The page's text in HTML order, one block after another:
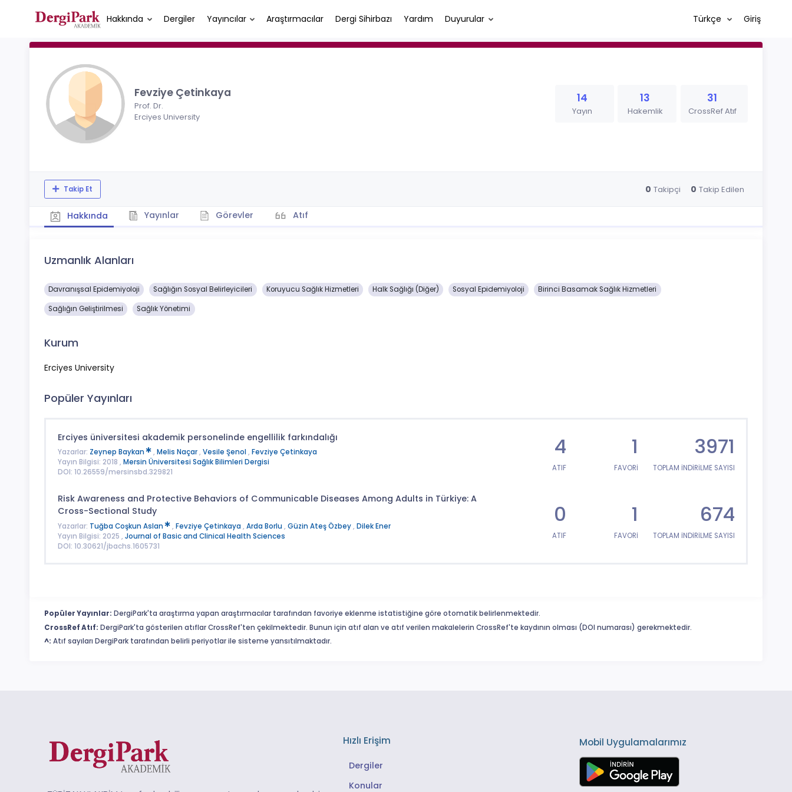
Hakkında Dergiler Yayıncılar Araştırmacılar Dergi Sihirbazı Yardım Duyurular Türkçe Giriş
Fevziye Çetinkaya
Prof. Dr.
Erciyes University
14
Yayın
13
Hakemlik
31
CrossRef Atıf
Takip Et 0 Takipçi 0 Takip Edilen
Hakkında Yayınlar Görevler Atıf
Uzmanlık Alanları
Davranışsal Epidemiyoloji Sağlığın Sosyal Belirleyicileri Koruyucu Sağlık Hizmetleri Halk Sağlığı (Diğer) Sosyal Epidemiyoloji Birinci Basamak Sağlık Hizmetleri
Sağlığın Geliştirilmesi Sağlık Yönetimi
Kurum
Erciyes University
Popüler Yayınları
Erciyes üniversitesi akademik personelinde engellilik farkındalığı
Yazarlar: Zeynep Baykan , Melis Naçar, Vesile Şenol , Fevziye Çetinkaya
Yayın Bilgisi: 2018 , Mersin Üniversitesi Sağlık Bilimleri Dergisi
DOI: 10.26559/mersinsbd.329821
4
ATIF
1
FAVORİ
3971
TOPLAM İNDİRİLME SAYISI
Risk Awareness and Protective Behaviors of Communicable Diseases Among Adults in Türkiye: A
Cross-Sectional Study
Yazarlar: Tuğba Coşkun Aslan , Fevziye Çetinkaya , Arda Borlu , Güzin Ateş Özbey, Dilek Ener
Yayın Bilgisi: 2025 , Journal of Basic and Clinical Health Sciences
DOI: 10.30621/jbachs.1605731
0
ATIF
1
FAVORİ
674
TOPLAM İNDİRİLME SAYISI
Popüler Yayınlar: DergiPark'ta araştırma yapan araştırmacılar tarafından favoriye eklenme istatistiğine göre otomatik belirlenmektedir.
CrossRef Atıf: DergiPark'ta gösterilen atıflar CrossRef'ten çekilmektedir. Bunun için atıf alan ve atıf verilen makalelerin CrossRef'te kaydının olması (DOI numarası) gerekmektedir.
^: Atıf sayıları DergiPark tarafından belirli periyotlar ile sisteme yansıtılmaktadır.
Hızlı Erişim
Dergiler
Konular
Mobil Uygulamalarımız